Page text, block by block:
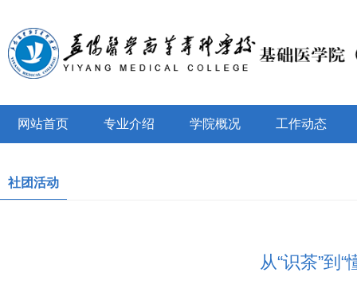
网站首页 专业介绍 学院概况 工作动态
社团活动
从“识茶”到